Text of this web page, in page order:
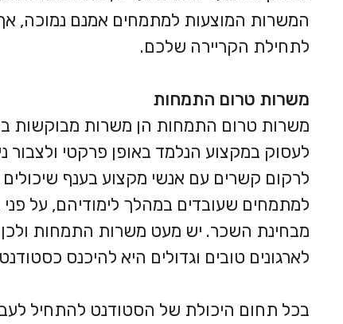
המשרות המוצעות למתמחים אמנם נמוכה, אך
לתחילת הקריירה שלכם.
משרות טרום התמחות
משרות טרום התמחות הן משרות מבוקשות
לעסוק במקצוע הנלמד באופן פרקטי
לרקום קשרים עם אנשי מקצוע בענף
למתמחים שעובדים במהלך לימודיהם, על פני
מבחינת השכר. יש מעט משרות התמחות
לארגונים טובים וגדולים היא להיכנס
בכל תחום היכולת של הסטודנט להתחיל